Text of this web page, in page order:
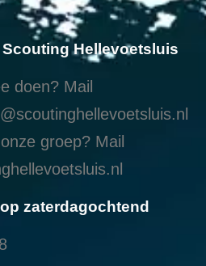
Hellevoetsluis
doen? Mail
groep? Mail
zaterdagochtend